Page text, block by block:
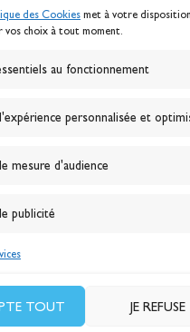
des Cookies met à votre
vos choix à tout moment.
au fonctionnement
personnalisée et
mesure d'audience
publicité
TOUT JE REFUSE
J'accepte la